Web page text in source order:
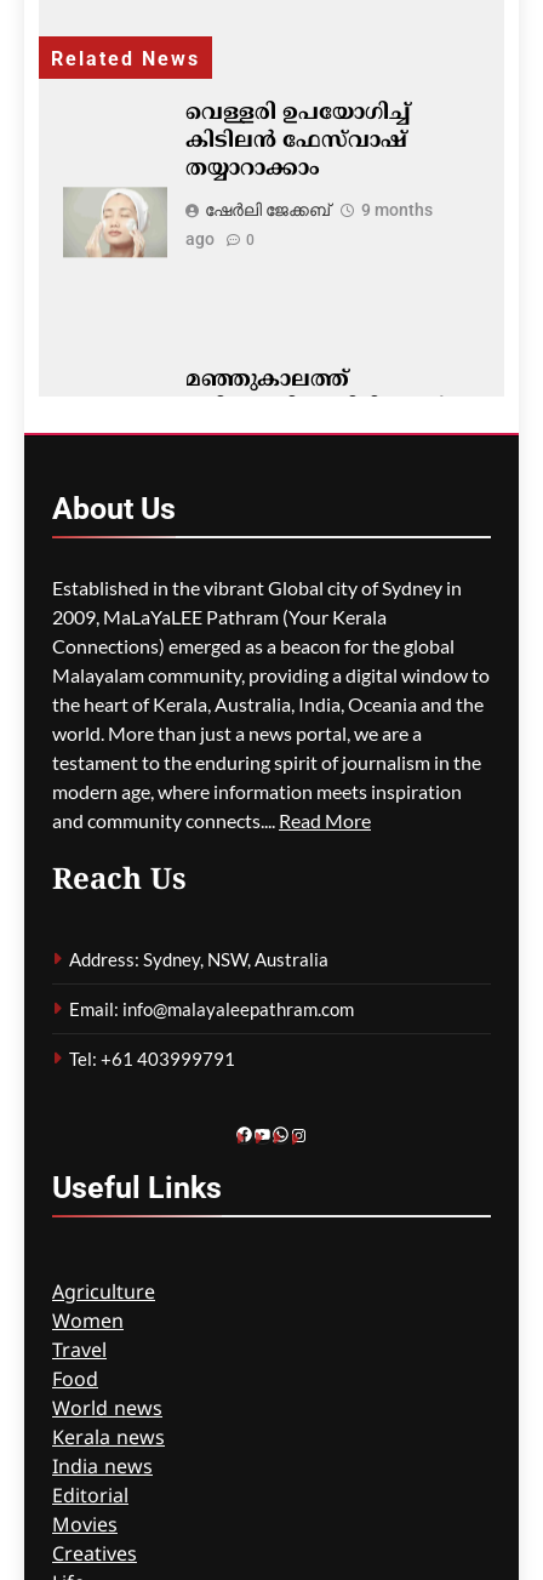
Related News
വെള്ളരി ഉപയോഗിച്ച്
കിടിലൻ ഫേസ്‌വാഷ്
തയ്യാറാക്കാം
ഷേര്‍ലി ജേക്കബ്‌
9 months
ago
0
മഞ്ഞുകാലത്ത്
ഹോട്ട് ഓയില്‍ മസാജ്
പെണ്‍ബലം ഉറയ്ക്കുന്നത്
പണബലത്തിന്റെ ഉറപ്പില്‍
ഷേര്‍ലി ജേക്കബ്‌
11 months
ago
0
നല്ലതെന്നറിയാമോ
ഷേര്‍ലി ജേക്കബ്‌
About Us
Established in the vibrant Global city of Sydney in
2009, MaLaYaLEE Pathram (Your Kerala
Connections) emerged as a beacon for the global
Malayalam community, providing a digital window to
the heart of Kerala, Australia, India, Oceania and the
world. More than just a news portal, we are a
testament to the enduring spirit of journalism in the
modern age, where information meets inspiration
and community connects.... Read More
Reach Us
Address: Sydney, NSW, Australia
Email: info@malayaleepathram.com
Tel: +61 403999791
Facebook
YouTube
WhatsApp
Instagram
Useful Links
Agriculture
Women
Travel
Food
World news
Kerala news
India news
Editorial
Movies
Creatives